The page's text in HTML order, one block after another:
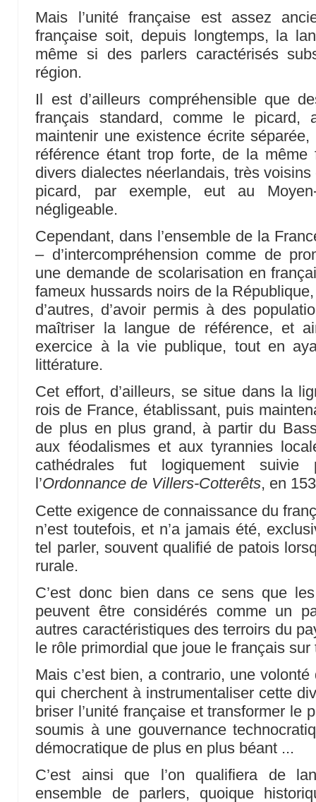
Mais l’unité française est assez
française soit, depuis longtemps, la
même si des parlers caractérisés
région.
Il est d’ailleurs compréhensible que
français standard, comme le
maintenir une existence écrite
référence étant trop forte, de la même
divers dialectes néerlandais, très
picard, par exemple, eut au
négligeable.
Cependant, dans l’ensemble de la
– d’intercompréhension comme de
une demande de scolarisation en
fameux hussards noirs de la
d’autres, d’avoir permis à des
maîtriser la langue de référence, et
exercice à la vie publique, tout en
littérature.
Cet effort, d’ailleurs, se situe dans la
rois de France, établissant, puis
de plus en plus grand, à partir du
aux féodalismes et aux tyrannies
cathédrales fut logiquement
l’Ordonnance de Villers-Cotterêts, en
Cette exigence de connaissance du
n’est toutefois, et n’a jamais été,
tel parler, souvent qualifié de patois
rurale.
C’est donc bien dans ce sens que
peuvent être considérés comme un
autres caractéristiques des terroirs du
le rôle primordial que joue le français
Mais c’est bien, a contrario, une
qui cherchent à instrumentaliser cette
briser l’unité française et transformer le
soumis à une gouvernance
démocratique de plus en plus béant ...
C’est ainsi que l’on qualifiera de
ensemble de parlers, quoique